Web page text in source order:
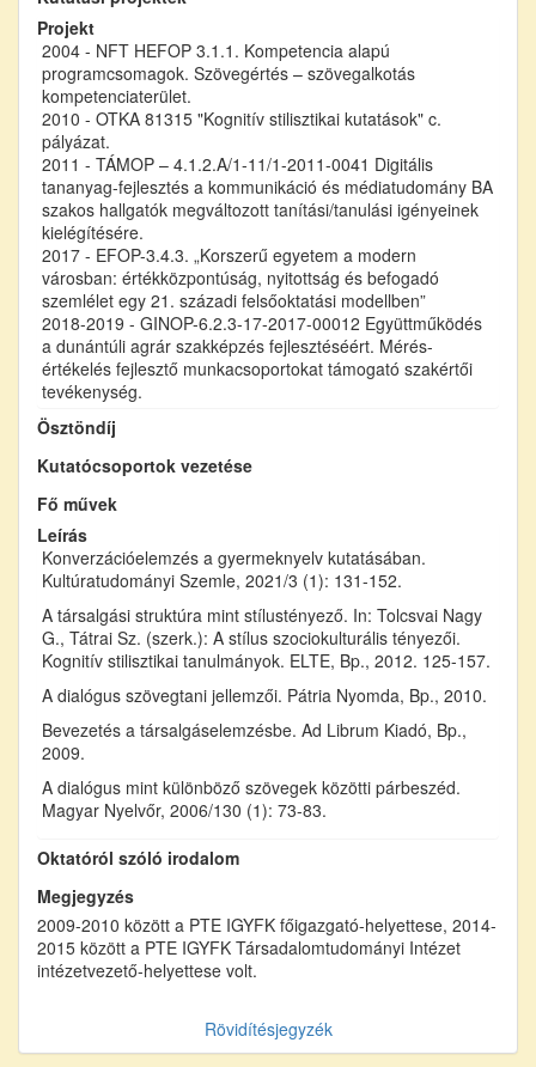
Projekt
2004 - NFT HEFOP 3.1.1. Kompetencia alapú
programcsomagok. Szövegértés – szövegalkotás
kompetenciaterület.
2010 - OTKA 81315 "Kognitív stilisztikai kutatások" c.
pályázat.
2011 - TÁMOP – 4.1.2.A/1-11/1-2011-0041 Digitális
tananyag-fejlesztés a kommunikáció és médiatudomány BA
szakos hallgatók megváltozott tanítási/tanulási igényeinek
kielégítésére.
2017 - EFOP-3.4.3. „Korszerű egyetem a modern
városban: értékközpontúság, nyitottság és befogadó
szemlélet egy 21. századi felsőoktatási modellben”
2018-2019 - GINOP-6.2.3-17-2017-00012 Együttműködés
a dunántúli agrár szakképzés fejlesztéséért. Mérés-
értékelés fejlesztő munkacsoportokat támogató szakértői
tevékenység.
Ösztöndíj
Kutatócsoportok vezetése
Fő művek
Leírás
Konverzációelemzés a gyermeknyelv kutatásában.
Kultúratudományi Szemle, 2021/3 (1): 131-152.
A társalgási struktúra mint stílustényező. In: Tolcsvai Nagy
G., Tátrai Sz. (szerk.): A stílus szociokulturális tényezői.
Kognitív stilisztikai tanulmányok. ELTE, Bp., 2012. 125-157.
A dialógus szövegtani jellemzői. Pátria Nyomda, Bp., 2010.
Bevezetés a társalgáselemzésbe. Ad Librum Kiadó, Bp.,
2009.
A dialógus mint különböző szövegek közötti párbeszéd.
Magyar Nyelvőr, 2006/130 (1): 73-83.
Oktatóról szóló irodalom
Megjegyzés
2009-2010 között a PTE IGYFK főigazgató-helyettese, 2014-
2015 között a PTE IGYFK Társadalomtudományi Intézet
intézetvezető-helyettese volt.
Rövidítésjegyzék